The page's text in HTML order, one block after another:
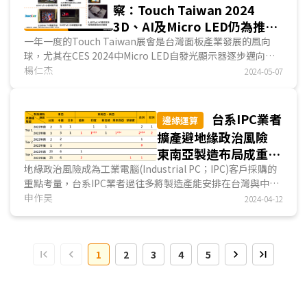
察：Touch Taiwan 2024
3D、AI及Micro LED仍為推進
台灣顯示器產業的新興技術
一年一度的Touch Taiwan展會是台灣面板產業發展的風向
球，尤其在CES 2024中Micro LED自發光顯示器逐步邁向量
產，使台廠對該技術開花結果表示樂觀態度。另外，3D顯...
楊仁杰 2024-05-07
邊緣運算
台系IPC業者
擴產避地緣政治風險
東南亞製造布局成重要
選項
地緣政治風險成為工業電腦(Industrial PC；IPC)客戶採購的
重點考量，台系IPC業者過往多將製造產能安排在台灣與中國
境內，但隨著近年越來越多客戶對「中國製造」、甚...
申作昊 2024-04-12
1 2 3 4 5